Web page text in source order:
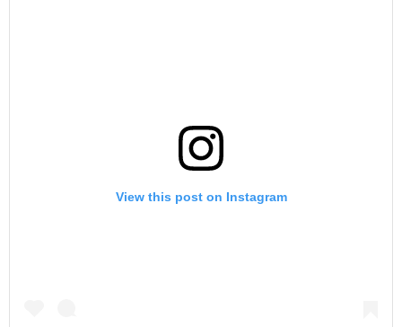
View this post on Instagram